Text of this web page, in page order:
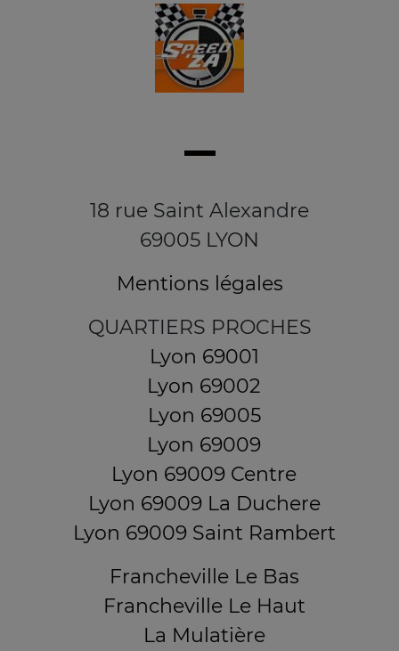
18 rue Saint Alexandre
69005 LYON
Mentions légales
QUARTIERS PROCHES
Lyon 69001
Lyon 69002
Lyon 69005
Lyon 69009
Lyon 69009 Centre
Lyon 69009 La Duchere
Lyon 69009 Saint Rambert
Francheville Le Bas
Francheville Le Haut
La Mulatière